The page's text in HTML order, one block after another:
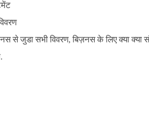
से जुडा सभी विवरण, बिज़नस के लिए क्या क्या